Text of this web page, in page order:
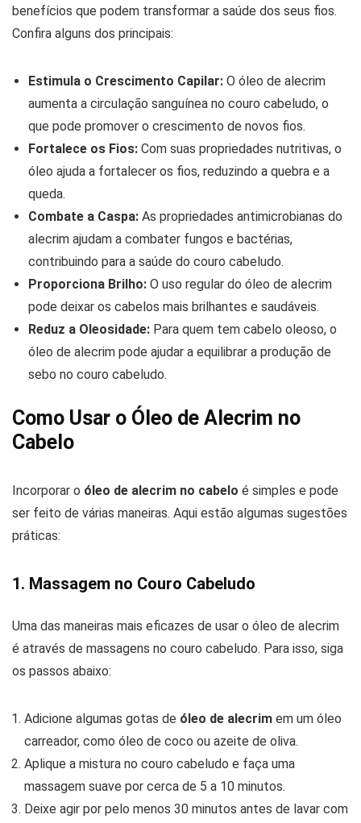
benefícios que podem transformar a saúde dos seus fios.
Confira alguns dos principais:
Estimula o Crescimento Capilar: O óleo de alecrim
aumenta a circulação sanguínea no couro cabeludo, o
que pode promover o crescimento de novos fios.
Fortalece os Fios: Com suas propriedades nutritivas, o
óleo ajuda a fortalecer os fios, reduzindo a quebra e a
queda.
Combate a Caspa: As propriedades antimicrobianas do
alecrim ajudam a combater fungos e bactérias,
contribuindo para a saúde do couro cabeludo.
Proporciona Brilho: O uso regular do óleo de alecrim
pode deixar os cabelos mais brilhantes e saudáveis.
Reduz a Oleosidade: Para quem tem cabelo oleoso, o
óleo de alecrim pode ajudar a equilibrar a produção de
sebo no couro cabeludo.
Como Usar o Óleo de Alecrim no
Cabelo
Incorporar o óleo de alecrim no cabelo é simples e pode
ser feito de várias maneiras. Aqui estão algumas sugestões
práticas:
1. Massagem no Couro Cabeludo
Uma das maneiras mais eficazes de usar o óleo de alecrim
é através de massagens no couro cabeludo. Para isso, siga
os passos abaixo:
Adicione algumas gotas de óleo de alecrim em um óleo
carreador, como óleo de coco ou azeite de oliva.
Aplique a mistura no couro cabeludo e faça uma
massagem suave por cerca de 5 a 10 minutos.
Deixe agir por pelo menos 30 minutos antes de lavar com